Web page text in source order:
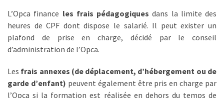
formation
(71)
formation
L’Opca finance les frais pédagogiquesdans la limite des
heures de CPF dont dispose le salarié. Il peut exister un
plafond de prise en charge, décidé par le conseil
d’administration de l’Opca.
Les frais annexes (de déplacement, d’hébergement ou de
garde d’enfant) peuvent également être pris en charge par
l’Opca si la formation est réalisée en dehors du temps de